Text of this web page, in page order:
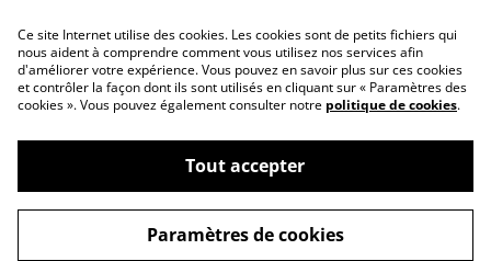
Nous contacter
©2026Serenata della stella
powered by
Ce site Internet utilise des cookies. Les cookies sont de petits fichiers qui
nous aident à comprendre comment vous utilisez nos services afin
d'améliorer votre expérience. Vous pouvez en savoir plus sur ces cookies
et contrôler la façon dont ils sont utilisés en cliquant sur « Paramètres des
cookies ». Vous pouvez également consulter notre politique de cookies.
Tout accepter
Paramètres de cookies